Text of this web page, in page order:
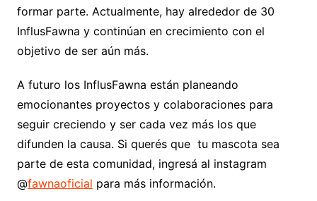
formar parte. Actualmente, hay alrededor de 30
InflusFawna y continúan en crecimiento con el
objetivo de ser aún más.
A futuro los InflusFawna están planeando
emocionantes proyectos y colaboraciones para
seguir creciendo y ser cada vez más los que
difunden la causa. Si querés que tu mascota sea
parte de esta comunidad, ingresá al instagram
@fawnaoficial para más información.